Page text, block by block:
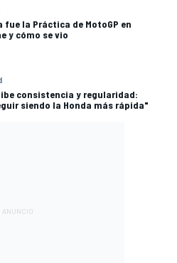
fue la Práctica de MotoGP en
y cómo se vio
consistencia y regularidad:
siendo la Honda más rápida"